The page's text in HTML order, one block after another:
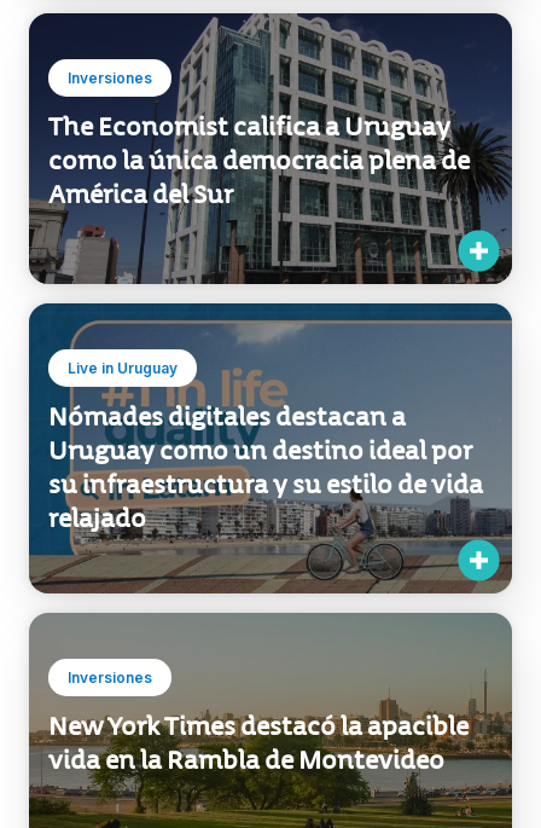
Inversiones
The Economist califica a Uruguay
como la única democracia plena de
América del Sur
Live in Uruguay
Nómades digitales destacan a
Uruguay como un destino ideal por
su infraestructura y su estilo de vida
relajado
Inversiones
New York Times destacó la apacible
vida en la Rambla de Montevideo